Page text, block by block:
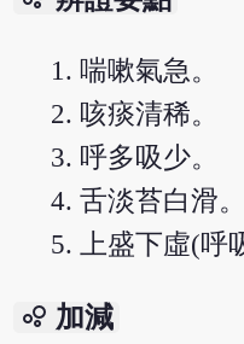
喘嗽氣急。
咳痰清稀。
呼多吸少。
舌淡苔白滑。
上盛下虛(呼
bubble_chart 加減